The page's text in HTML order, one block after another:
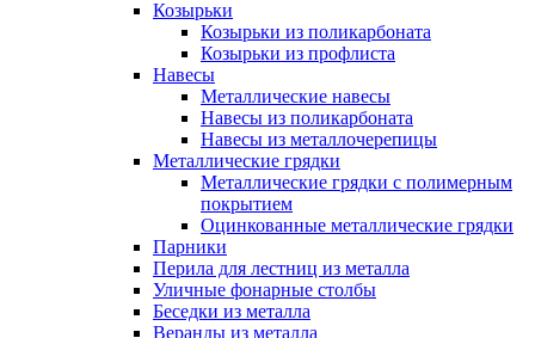
Козырьки
Козырьки из поликарбоната
Козырьки из профлиста
Навесы
Металлические навесы
Навесы из поликарбоната
Навесы из металлочерепицы
Металлические грядки
Металлические грядки с полимерным
покрытием
Оцинкованные металлические грядки
Парники
Перила для лестниц из металла
Уличные фонарные столбы
Беседки из металла
Веранды из металла